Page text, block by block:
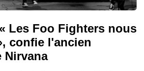
Les Foo Fighters nous
confie l'ancien
Nirvana